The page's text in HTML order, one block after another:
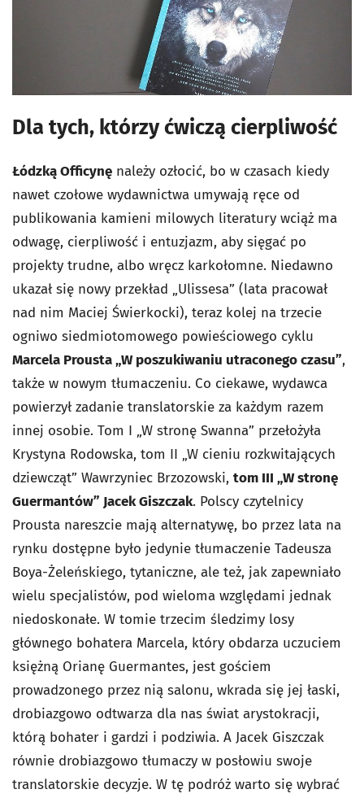
Dla tych, którzy ćwiczą cierpliwość
Łódzką Officynę należy ozłocić, bo w czasach kiedy
nawet czołowe wydawnictwa umywają ręce od
publikowania kamieni milowych literatury wciąż ma
odwagę, cierpliwość i entuzjazm, aby sięgać po
projekty trudne, albo wręcz karkołomne. Niedawno
ukazał się nowy przekład „Ulissesa” (lata pracował
nad nim Maciej Świerkocki), teraz kolej na trzecie
ogniwo siedmiotomowego powieściowego cyklu
Marcela Prousta „W poszukiwaniu utraconego czasu”,
także w nowym tłumaczeniu. Co ciekawe, wydawca
powierzył zadanie translatorskie za każdym razem
innej osobie. Tom I „W stronę Swanna” przełożyła
Krystyna Rodowska, tom II „W cieniu rozkwitających
dziewcząt” Wawrzyniec Brzozowski, tom III „W stronę
Guermantów” Jacek Giszczak. Polscy czytelnicy
Prousta nareszcie mają alternatywę, bo przez lata na
rynku dostępne było jedynie tłumaczenie Tadeusza
Boya-Żeleńskiego, tytaniczne, ale też, jak zapewniało
wielu specjalistów, pod wieloma względami jednak
niedoskonałe. W tomie trzecim śledzimy losy
głównego bohatera Marcela, który obdarza uczuciem
księżną Orianę Guermantes, jest gościem
prowadzonego przez nią salonu, wkrada się jej łaski,
drobiazgowo odtwarza dla nas świat arystokracji,
którą bohater i gardzi i podziwia. A Jacek Giszczak
równie drobiazgowo tłumaczy w posłowiu swoje
translatorskie decyzje. W tę podróż warto się wybrać